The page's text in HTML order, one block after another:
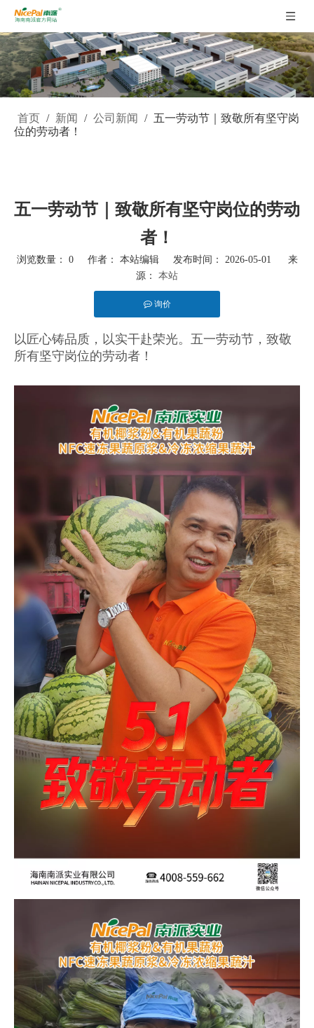
首页 / 新闻 / 公司新闻 / 五一劳动节｜致敬所有坚守岗
位的劳动者！
五一劳动节｜致敬所有坚守岗位的劳动
者！
浏览数量： 0作者： 本站编辑 发布时间： 2026-05-01 来
源： 本站
询价
["facebook","twitter","line","wechat","linkedin","pinterest","whatsapp"]
以匠心铸品质，以实干赴荣光。五一劳动节，致敬
所有坚守岗位的劳动者！